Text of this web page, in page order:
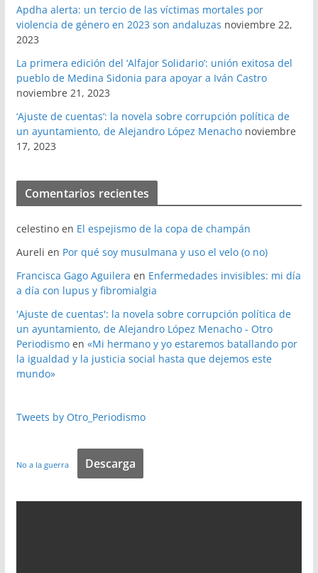
Apdha alerta: un tercio de las víctimas mortales por
violencia de género en 2023 son andaluzas noviembre 22,
2023
La primera edición del ‘Alfajor Solidario’: unión exitosa del
pueblo de Medina Sidonia para apoyar a Iván Castro
noviembre 21, 2023
‘Ajuste de cuentas’: la novela sobre corrupción política de
un ayuntamiento, de Alejandro López Menacho noviembre
17, 2023
Comentarios recientes
celestinoen El espejismo de la copa de champán
Aureli en Por qué soy musulmana y uso el velo (o no)
Francisca Gago Aguilera en Enfermedades invisibles: mi día
a día con lupus y fibromialgia
'Ajuste de cuentas': la novela sobre corrupción política de
un ayuntamiento, de Alejandro López Menacho - Otro
Periodismoen «Mi hermano y yo estaremos batallando por
la igualdad y la justicia social hasta que dejemos este
mundo»
Tweets by Otro_Periodismo
No a la guerra Descarga